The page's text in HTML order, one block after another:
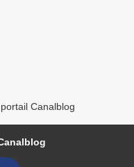
Canalblog